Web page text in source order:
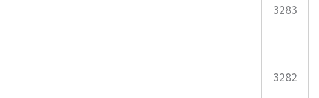
3283
3282